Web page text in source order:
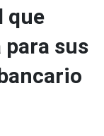
que
sus